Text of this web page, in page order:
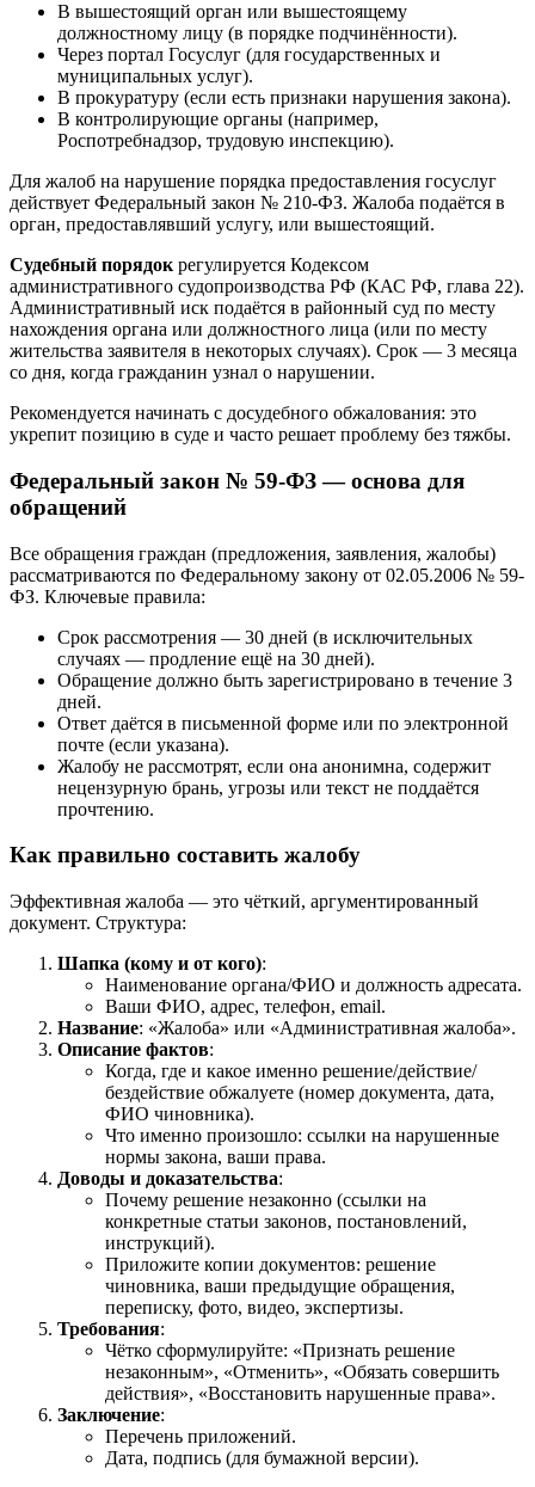
В вышестоящий орган или вышестоящему
должностному лицу (в порядке подчинённости).
Через портал Госуслуг (для государственных и
муниципальных услуг).
В прокуратуру (если есть признаки нарушения закона).
В контролирующие органы (например,
Роспотребнадзор, трудовую инспекцию).
Для жалоб на нарушение порядка предоставления госуслуг
действует Федеральный закон № 210-ФЗ. Жалоба подаётся в
орган, предоставлявший услугу, или вышестоящий.
Судебный порядок регулируется Кодексом
административного судопроизводства РФ (КАС РФ, глава 22).
Административный иск подаётся в районный суд по месту
нахождения органа или должностного лица (или по месту
жительства заявителя в некоторых случаях). Срок — 3 месяца
со дня, когда гражданин узнал о нарушении.
Рекомендуется начинать с досудебного обжалования: это
укрепит позицию в суде и часто решает проблему без тяжбы.
Федеральный закон № 59-ФЗ — основа для
обращений
Все обращения граждан (предложения, заявления, жалобы)
рассматриваются по Федеральному закону от 02.05.2006 № 59-
ФЗ. Ключевые правила:
Срок рассмотрения — 30 дней (в исключительных
случаях — продление ещё на 30 дней).
Обращение должно быть зарегистрировано в течение 3
дней.
Ответ даётся в письменной форме или по электронной
почте (если указана).
Жалобу не рассмотрят, если она анонимна, содержит
нецензурную брань, угрозы или текст не поддаётся
прочтению.
Как правильно составить жалобу
Эффективная жалоба — это чёткий, аргументированный
документ. Структура:
Шапка (кому и от кого):
Наименование органа/ФИО и должность адресата.
Ваши ФИО, адрес, телефон, email.
Название: «Жалоба» или «Административная жалоба».
Описание фактов:
Когда, где и какое именно решение/действие/
бездействие обжалуете (номер документа, дата,
ФИО чиновника).
Что именно произошло: ссылки на нарушенные
нормы закона, ваши права.
Доводы и доказательства:
Почему решение незаконно (ссылки на
конкретные статьи законов, постановлений,
инструкций).
Приложите копии документов: решение
чиновника, ваши предыдущие обращения,
переписку, фото, видео, экспертизы.
Требования:
Чётко сформулируйте: «Признать решение
незаконным», «Отменить», «Обязать совершить
действия», «Восстановить нарушенные права».
Заключение:
Перечень приложений.
Дата, подпись (для бумажной версии).